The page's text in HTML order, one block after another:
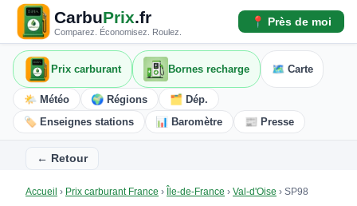
CarbuPrix.fr
Comparez. Économisez. Roulez.
📍 Près de moi
Prix carburant Bornes recharge 🗺️ Carte
🌤️ Météo 🌍 Régions
🗂️ Dép.
🏷️ Enseignes stations
📊 Baromètre 📰 Presse
← Retour
Accueil › Prix carburant France › Île-de-France › Val-d'Oise › SP98